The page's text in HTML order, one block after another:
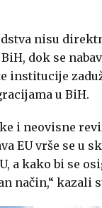
nisu
dok se
institucije
u BiH.
i neovisne
EU vrše se u
a kako bi se
način,“ kazali